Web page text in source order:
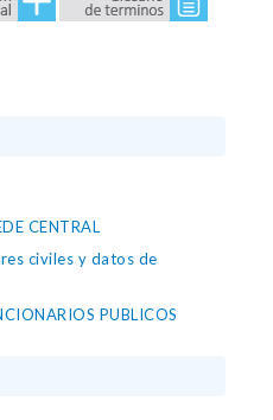
CENTRAL
civiles y datos de
PUBLICOS